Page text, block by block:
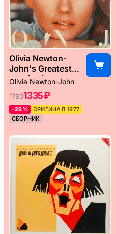
Olivia Newton-
John's Greatest
Hits (UK), 1977
Olivia Newton-John
17801335 ₽
–25%
ОРИГИНАЛ 1977
СБОРНИК